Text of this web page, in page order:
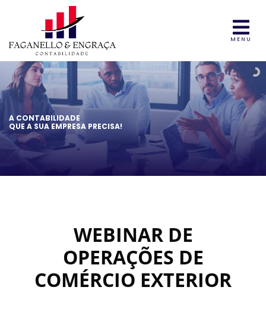
MENU
A CONTABILIDADE
QUE A SUA EMPRESA PRECISA!
WEBINAR DE
OPERAÇÕES DE
COMÉRCIO EXTERIOR